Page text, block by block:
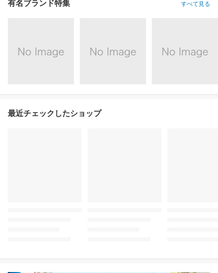
有名ブランド特集 すべて見る
最近チェックしたショップ